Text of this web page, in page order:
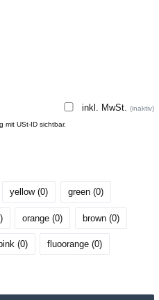
inkl. MwSt. (inaktiv)
mit USt-ID sichtbar.
yellow (0) green (0)
) orange (0) brown (0)
(0) fluoorange (0)